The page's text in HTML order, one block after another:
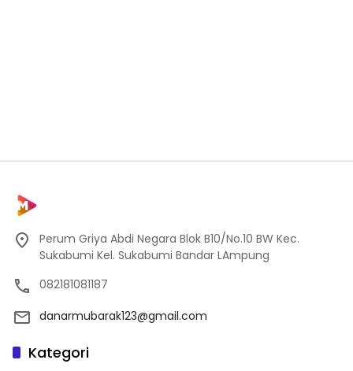
Perum Griya Abdi Negara Blok B10/No.10 BW Kec.
Sukabumi Kel. Sukabumi Bandar LAmpung
082181081187
danarmubarak123@gmail.com
Kategori